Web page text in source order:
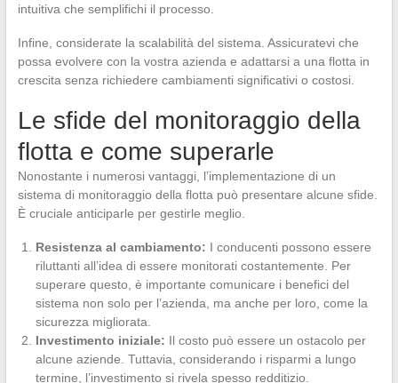
intuitiva che semplifichi il processo.
Infine, considerate la scalabilità del sistema. Assicuratevi che
possa evolvere con la vostra azienda e adattarsi a una flotta in
crescita senza richiedere cambiamenti significativi o costosi.
Le sfide del monitoraggio della
flotta e come superarle
Nonostante i numerosi vantaggi, l’implementazione di un
sistema di monitoraggio della flotta può presentare alcune sfide.
È cruciale anticiparle per gestirle meglio.
Resistenza al cambiamento: I conducenti possono essere
riluttanti all’idea di essere monitorati costantemente. Per
superare questo, è importante comunicare i benefici del
sistema non solo per l’azienda, ma anche per loro, come la
sicurezza migliorata.
Investimento iniziale: Il costo può essere un ostacolo per
alcune aziende. Tuttavia, considerando i risparmi a lungo
termine, l’investimento si rivela spesso redditizio.